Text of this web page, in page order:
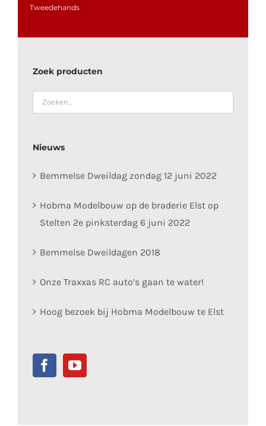
Tweedehands
Zoek producten
Nieuws
Bemmelse Dweildag zondag 12 juni 2022
Hobma Modelbouw op de braderie Elst op
Stelten 2e pinksterdag 6 juni 2022
Bemmelse Dweildagen 2018
Onze Traxxas RC auto’s gaan te water!
Hoog bezoek bij Hobma Modelbouw te Elst